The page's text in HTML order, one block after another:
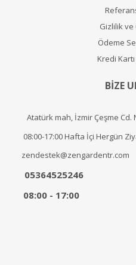
Gizlilik
Ödeme
Kredi
BİZE
Atatürk mah, İzmir Çeşme Cd.
08:00-17:00 Hafta İçi Hergün
zendestek@zengardentr.com
05364525246
08:00 - 17:00